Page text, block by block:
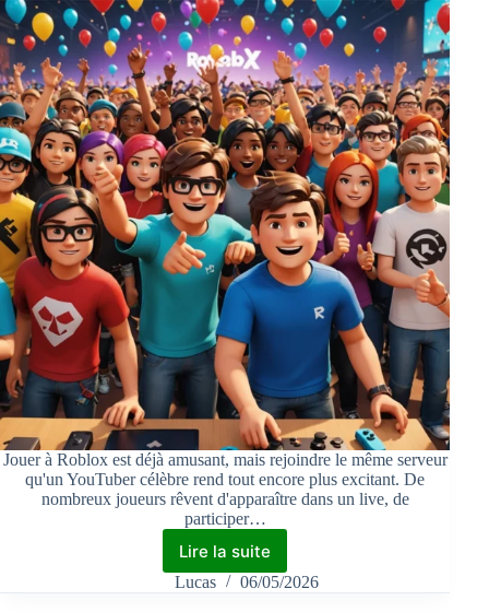
Jouer à Roblox est déjà amusant, mais rejoindre le même serveur
qu'un YouTuber célèbre rend tout encore plus excitant. De
nombreux joueurs rêvent d'apparaître dans un live, de
participer…
Lire la suite
Lucas 06/05/2026